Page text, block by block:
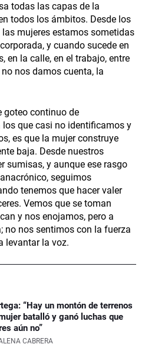
todas las capas de la
todos los ámbitos. Desde los
mujeres estamos sometidas
y cuando sucede en
en la calle, en el trabajo, entre
nos damos cuenta, la
goteo continuo de
que casi no identificamos y
es que la mujer construye
baja. Desde nuestros
sumisas, y aunque ese rasgo
seguimos
tenemos que hacer valer
Vemos que se toman
y nos enojamos, pero a
no nos sentimos con la fuerza
levantar la voz.
“Hay un montón de terrenos
batalló y ganó luchas que
aún no”
CABRERA